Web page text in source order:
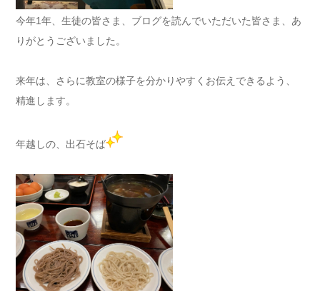
今年1年、生徒の皆さま、ブログを読んでいただいた皆さま、あ
りがとうございました。
来年は、さらに教室の様子を分かりやすくお伝えできるよう、
精進します。
年越しの、出石そば